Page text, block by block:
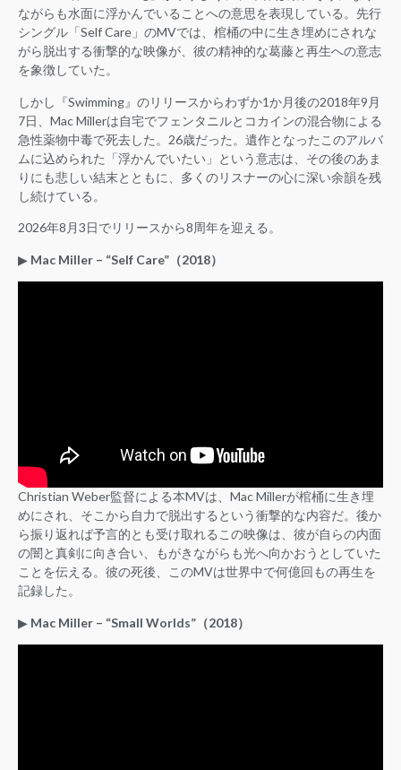
ながらも水面に浮かんでいることへの意思を表現している。先行
シングル「Self Care」のMVでは、棺桶の中に生き埋めにされな
がら脱出する衝撃的な映像が、彼の精神的な葛藤と再生への意志
を象徴していた。
しかし『Swimming』のリリースからわずか1か月後の2018年9月
7日、Mac Millerは自宅でフェンタニルとコカインの混合物による
急性薬物中毒で死去した。26歳だった。遺作となったこのアルバ
ムに込められた「浮かんでいたい」という意志は、その後のあま
りにも悲しい結末とともに、多くのリスナーの心に深い余韻を残
し続けている。
2026年8月3日でリリースから8周年を迎える。
▶︎ Mac Miller – “Self Care”（2018）
Christian Weber監督による本MVは、Mac Millerが棺桶に生き埋
めにされ、そこから自力で脱出するという衝撃的な内容だ。後か
ら振り返れば予言的とも受け取れるこの映像は、彼が自らの内面
の闇と真剣に向き合い、もがきながらも光へ向かおうとしていた
ことを伝える。彼の死後、このMVは世界中で何億回もの再生を
記録した。
▶︎ Mac Miller – “Small Worlds”（2018）